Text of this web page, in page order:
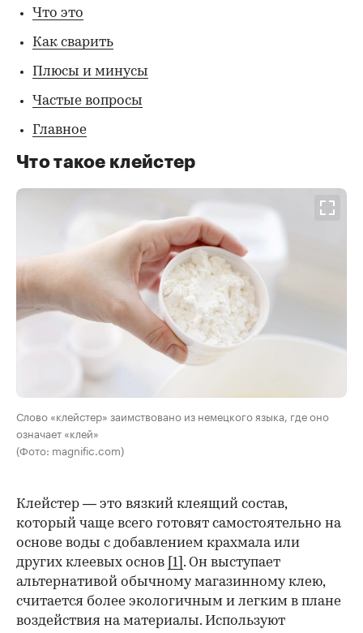
Что это
Как сварить
Плюсы и минусы
Частые вопросы
Главное
Что такое клейстер
Слово «клейстер» заимствовано из немецкого языка, где оно
означает «клей»
(Фото: magnific.com)
Клейстер — это вязкий клеящий состав,
который чаще всего готовят самостоятельно на
основе воды с добавлением крахмала или
других клеевых основ [1] . Он выступает
альтернативой обычному магазинному клею,
считается более экологичным и легким в плане
воздействия на материалы. Используют